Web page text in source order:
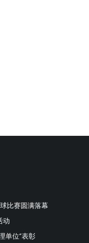
比赛圆满落幕
动
单位”表彰